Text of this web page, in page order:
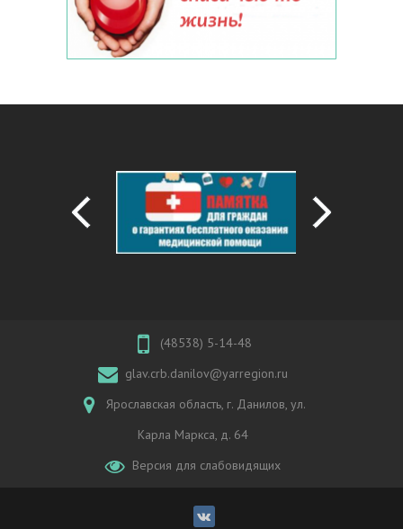
(48538) 5-14-48
glav.crb.danilov@yarregion.ru
Ярославская область, г. Данилов, ул.
Карла Маркса, д. 64
Версия для слабовидящих